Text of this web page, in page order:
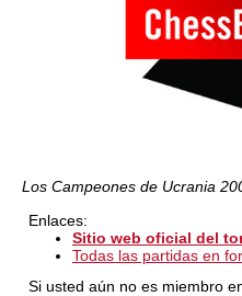
Los Campeones de Ucrania
Enlaces:
Sitio web oficial del
Todas las partidas en
Si usted aún no es miembro